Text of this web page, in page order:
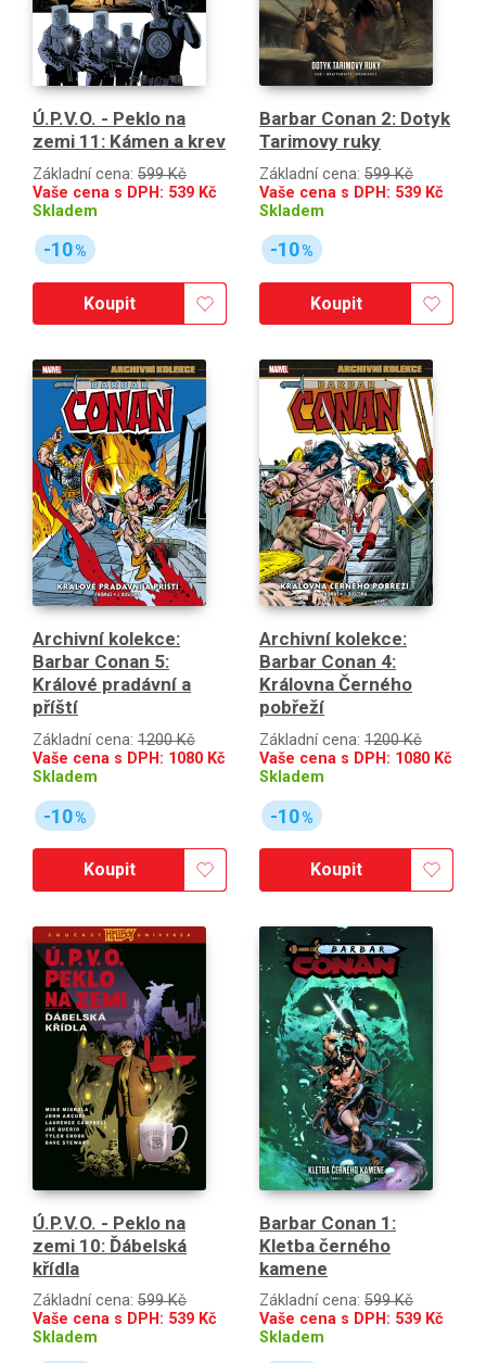
Ú.P.V.O. - Peklo na
zemi 11: Kámen a krev
Základní cena: 599 Kč
Vaše cena s DPH: 539 Kč
Skladem
-10%
Koupit
Barbar Conan 2: Dotyk
Tarimovy ruky
Základní cena: 599 Kč
Vaše cena s DPH: 539 Kč
Skladem
-10%
Koupit
Archivní kolekce:
Barbar Conan 5:
Králové pradávní a
příští
Základní cena: 1200 Kč
Vaše cena s DPH: 1080 Kč
Skladem
-10%
Koupit
Archivní kolekce:
Barbar Conan 4:
Královna Černého
pobřeží
Základní cena: 1200 Kč
Vaše cena s DPH: 1080 Kč
Skladem
-10%
Koupit
Ú.P.V.O. - Peklo na
zemi 10: Ďábelská
křídla
Základní cena: 599 Kč
Vaše cena s DPH: 539 Kč
Skladem
Barbar Conan 1:
Kletba černého
kamene
Základní cena: 599 Kč
Vaše cena s DPH: 539 Kč
Skladem